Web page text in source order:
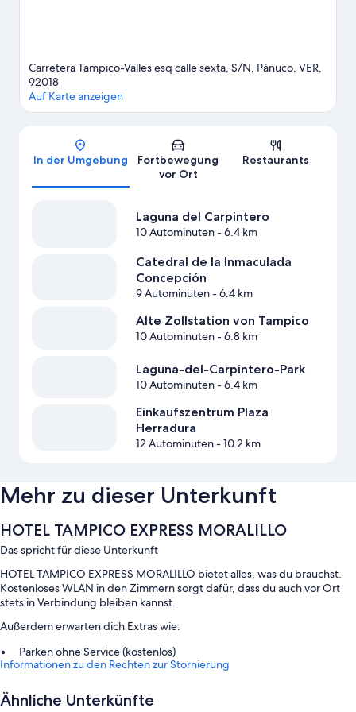
Carretera Tampico-Valles esq calle sexta, S/N, Pánuco, VER,
92018
Auf Karte anzeigen
In der Umgebung
Fortbewegung
vor Ort
Restaurants
Laguna del Carpintero
10 Autominuten- 6.4 km
Catedral de la Inmaculada
Concepción
9 Autominuten- 6.4 km
Alte Zollstation von Tampico
10 Autominuten- 6.8 km
Laguna-del-Carpintero-Park
10 Autominuten- 6.4 km
Einkaufszentrum Plaza
Herradura
12 Autominuten- 10.2 km
Mehr zu dieser Unterkunft
HOTEL TAMPICO EXPRESS MORALILLO
Das spricht für diese Unterkunft
HOTEL TAMPICO EXPRESS MORALILLO bietet alles, was du brauchst.
Kostenloses WLAN in den Zimmern sorgt dafür, dass du auch vor Ort
stets in Verbindung bleiben kannst.
Außerdem erwarten dich Extras wie:
Parken ohne Service (kostenlos)
Eine rund um die Uhr besetzte Rezeption und Rauchverbot in der
Informationen zu den Rechten zur Stornierung
Ähnliche Unterkünfte